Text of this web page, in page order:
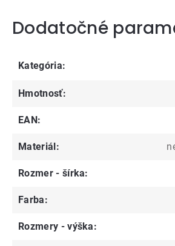
Dodatočné
Kategória:
Hmotnosť:
EAN:
Materiál:
Rozmer - šírka:
Farba:
Rozmery - výška: